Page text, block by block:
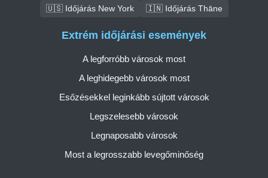
🇺🇸 Időjárás New York
🇮🇳 Időjárás Thāne
Extrém időjárási események
A legforróbb városok most
A leghidegebb városok most
Esőzésekkel leginkább sújtott városok
Legszelesebb városok
Legnaposabb városok
Most a legrosszabb levegőminőség